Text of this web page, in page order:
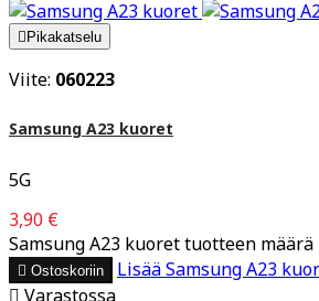
 Pikakatselu
Viite: 060223
Samsung A23 kuoret
5G
3,90 €
Samsung A23 kuoret tuotteen
 Ostoskoriin LisääSamsung A23
 Varastossa